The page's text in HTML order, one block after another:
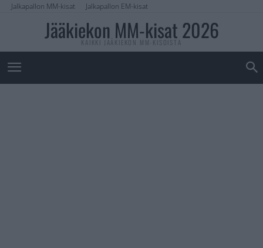
Jalkapallon MM-kisat Jalkapallon EM-kisat
Jääkiekon MM-kisat 2026
KAIKKI JÄÄKIEKON MM-KISOISTA